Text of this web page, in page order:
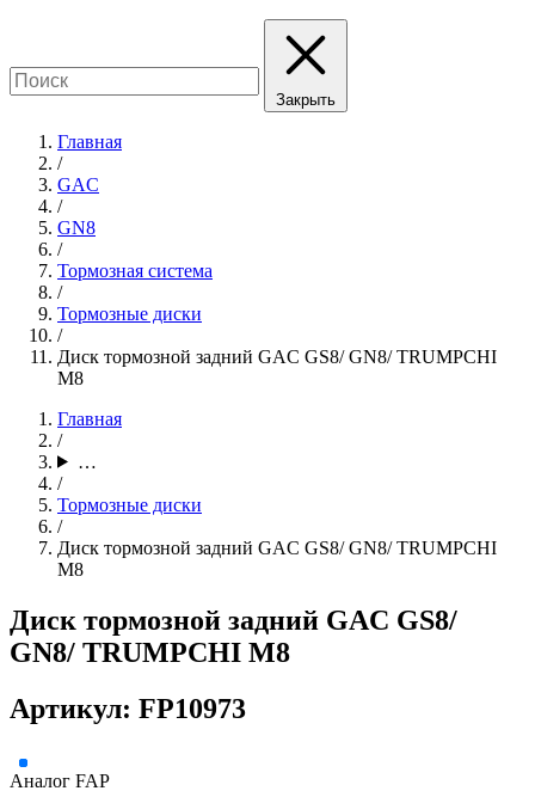
Закрыть
Главная
/
GAC
/
GN8
/
Тормозная система
/
Тормозные диски
/
Диск тормозной задний GAC GS8/ GN8/ TRUMPCHI
M8
Главная
/
…
/
Тормозные диски
/
Диск тормозной задний GAC GS8/ GN8/ TRUMPCHI
M8
Диск тормозной задний GAC GS8/
GN8/ TRUMPCHI M8
Артикул: FP10973
Аналог FAP